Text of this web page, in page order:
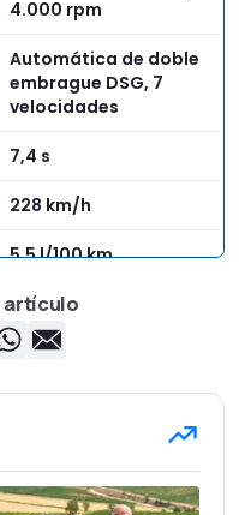
4.000 rpm
Automática de doble
embrague DSG, 7
velocidades
7,4 s
228 km/h
5,5 l/100 km
Delantera
4,11 m
1.289 kg
artículo